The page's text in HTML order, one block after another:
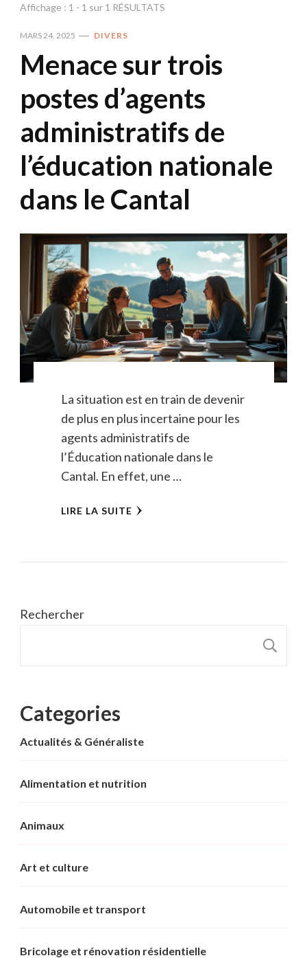
Affichage : 1 - 1 sur 1 RÉSULTATS
MARS 24, 2025 DIVERS
Menace sur trois
postes d’agents
administratifs de
l’éducation nationale
dans le Cantal
La situation est en train de devenir
de plus en plus incertaine pour les
agents administratifs de
l’Éducation nationale dans le
Cantal. En effet, une …
LIRE LA SUITE
Rechercher
Categories
Actualités & Généraliste
Alimentation et nutrition
Animaux
Art et culture
Automobile et transport
Bricolage et rénovation résidentielle